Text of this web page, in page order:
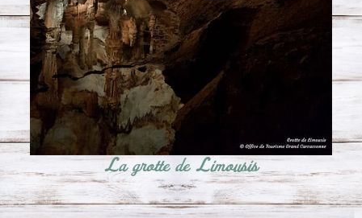
La grotte de Limousis